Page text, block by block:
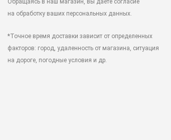
Обращаясь в наш магазин, вы даете согласие
на обработку ваших персональных данных.
*Точное время доставки зависит от определенных
факторов: город, удаленность от магазина, ситуация
на дороге, погодные условия и др.